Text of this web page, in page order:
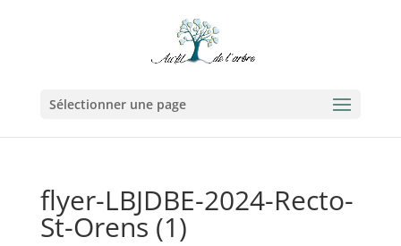
Sélectionner une page
flyer-LBJDBE-2024-Recto-
St-Orens (1)